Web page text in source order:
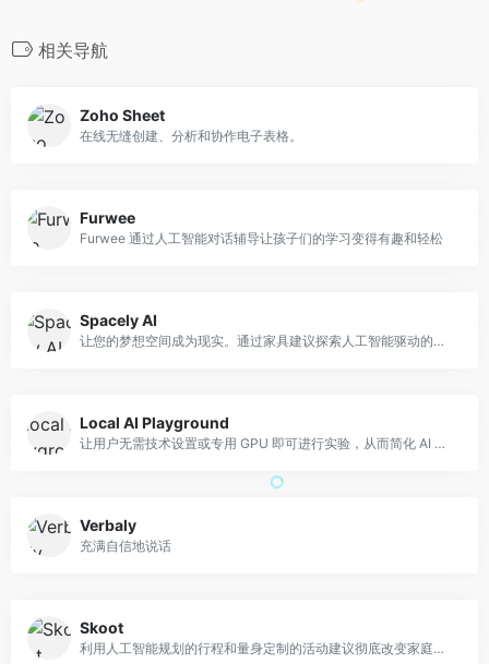
相关导航
Zoho Sheet
在线无缝创建、分析和协作电子表格。
Furwee
Furwee 通过人工智能对话辅导让孩子们的学习变得有趣和轻松
Spacely AI
让您的梦想空间成为现实。通过家具建议探索人工智能驱动的室内设计的魔力。
Local AI Playground
让用户无需技术设置或专用 GPU 即可进行实验，从而简化 AI 实验。
Verbaly
充满自信地说话
Skoot
利用人工智能规划的行程和量身定制的活动建议彻底改变家庭旅行。